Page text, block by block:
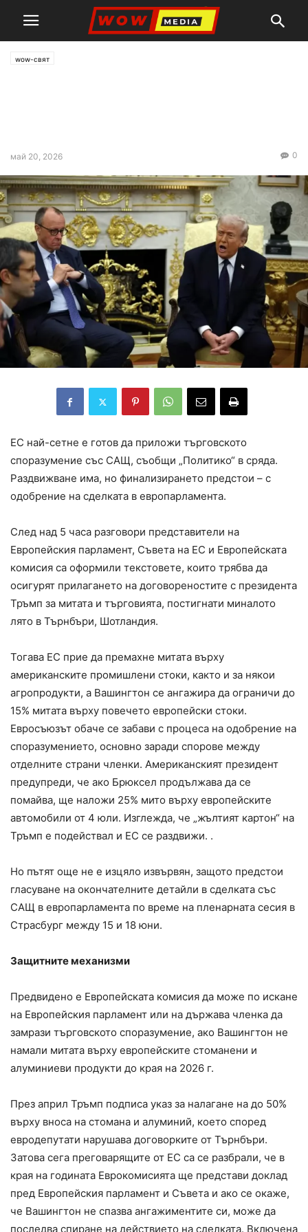
wow-свят
май 20, 2026 0
ЕС най-сетне е готов да приложи търговското
споразумение със САЩ, съобщи „Политико“ в сряда.
Раздвижване има, но финализирането предстои – с
одобрение на сделката в европарламента.
След над 5 часа разговори представители на
Европейския парламент, Съвета на ЕС и Европейската
комисия са оформили текстовете, които трябва да
осигурят прилагането на договореностите с президента
Тръмп за митата и търговията, постигнати миналото
лято в Търнбъри, Шотландия.
Тогава ЕС прие да премахне митата върху
американските промишлени стоки, както и за някои
агропродукти, а Вашингтон се ангажира да ограничи до
15% митата върху повечето европейски стоки.
Евросъюзът обаче се забави с процеса на одобрение на
споразумението, основно заради спорове между
отделните страни членки. Американският президент
предупреди, че ако Брюксел продължава да се
помайва, ще наложи 25% мито върху европейските
автомобили от 4 юли. Изглежда, че „жълтият картон“ на
Тръмп е подействал и ЕС се раздвижи. .
Но пътят още не е изцяло извървян, защото предстои
гласуване на окончателните детайли в сделката със
САЩ в европарламента по време на пленарната сесия в
Страсбург между 15 и 18 юни.
Защитните механизми
Предвидено е Европейската комисия да може по искане
на Европейския парламент или на държава членка да
замрази търговското споразумение, ако Вашингтон не
намали митата върху европейските стоманени и
алуминиеви продукти до края на 2026 г.
През април Тръмп подписа указ за налагане на до 50%
върху вноса на стомана и алуминий, което според
евродепутати нарушава договорките от Търнбъри.
Затова сега преговарящите от ЕС са се разбрали, че в
края на годината Еврокомисията ще представи доклад
пред Европейския парламент и Съвета и ако се окаже,
че Вашингтон не спазва ангажиментите си, може да
последва спиране на действието на сделката. Включена